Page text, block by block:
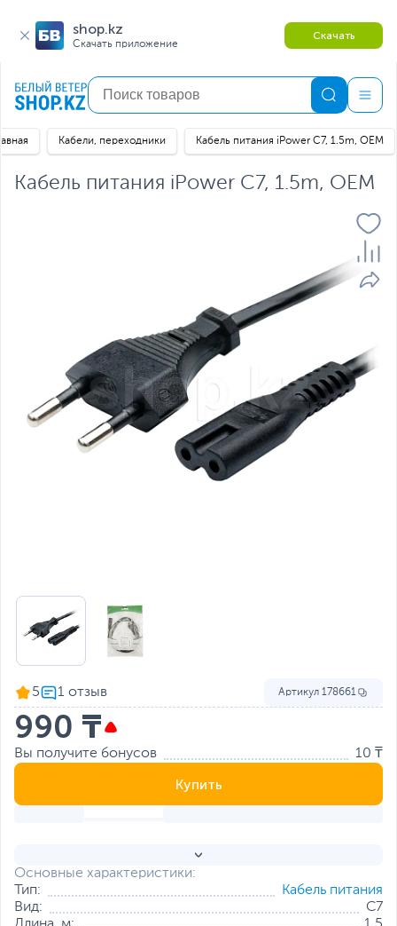
shop.kz
Скачать приложение
Скачать
Кабели, переходники Кабель питания iPower C7, 1.5m, OEM
Кабель питания iPower C7, 1.5m, OEM
Основные характеристики:
Тип:
Кабель питания
Вид:
C7
5 Артикул 178661
990 ₸
Вы получите бонусов 10 ₸
Купить